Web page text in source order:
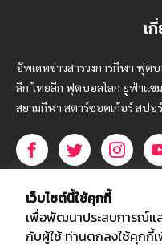
เ
อัพเดทข่าวสารวงการกีฬา ฟุต
ลีก ไทยลีก ฟุตบอลโลก ยูฟ่าแซ
สยามกีฬา สตาร์ชอคเก้อร์ สปอ
บริษัท สยามสปอร์ต ซินติเคท จ
เลขที่ 66/26 - 29 ซอยรามอินท
ถนนรามอินทรา แขวงนวลจันทร์
เว็บไซต์นี้ใช้คุกกี้
เพื่อพัฒนาประสบการณ์แล
กับผู้ใช้ ท่านตกลงใช้คุกกี้